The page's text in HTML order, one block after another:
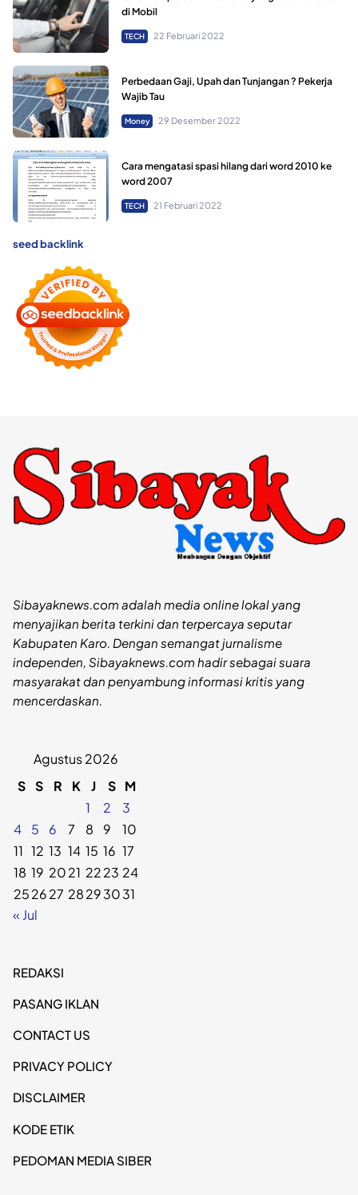
di Mobil
TECH 22 Februari 2022
Perbedaan Gaji, Upah dan Tunjangan ? Pekerja
Wajib Tau
Money 29 Desember 2022
Cara mengatasi spasi hilang dari word 2010 ke
word 2007
TECH 21 Februari 2022
seed backlink
Sibayaknews.com adalah media online lokal yang
menyajikan berita terkini dan terpercaya seputar
Kabupaten Karo. Dengan semangat jurnalisme
independen, Sibayaknews.com hadir sebagai suara
masyarakat dan penyambung informasi kritis yang
mencerdaskan.
Agustus 2026
S S R K J S M
1
2
3
4
5 6 7 8 9
10
11 12 13 14 15 16 17
18 19 2021 2223 24
252627 28293031
« Jul
REDAKSI
PASANG IKLAN
CONTACT US
PRIVACY POLICY
DISCLAIMER
KODE ETIK
PEDOMAN MEDIA SIBER